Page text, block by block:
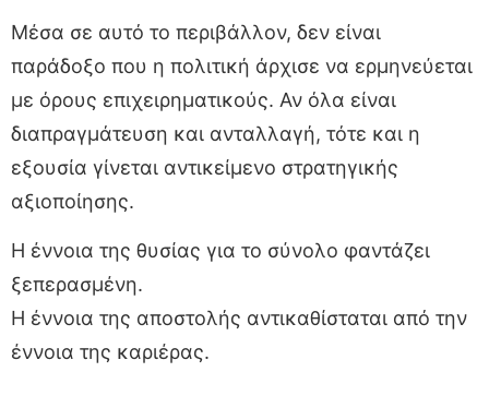
Μέσα σε αυτό το περιβάλλον, δεν είναι
παράδοξο που η πολιτική άρχισε να ερμηνεύεται
με όρους επιχειρηματικούς. Αν όλα είναι
διαπραγμάτευση και ανταλλαγή, τότε και η
εξουσία γίνεται αντικείμενο στρατηγικής
αξιοποίησης.
Η έννοια της θυσίας για το σύνολο φαντάζει
ξεπερασμένη.
Η έννοια της αποστολής αντικαθίσταται από την
έννοια της καριέρας.